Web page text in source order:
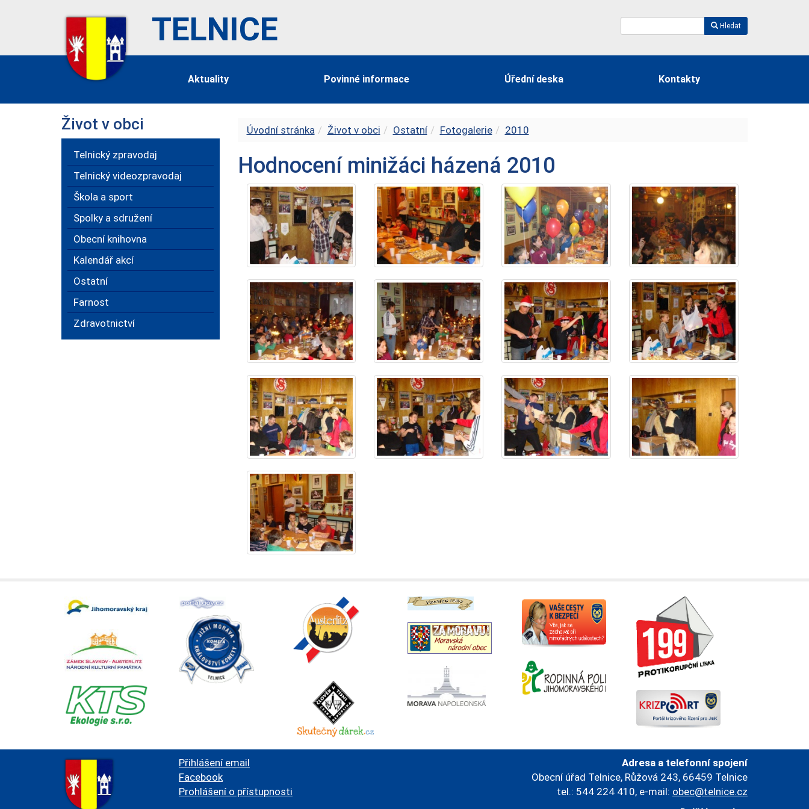
TELNICE Hledat
Aktuality Povinné informace Úřední deska Kontakty
Život v obci
Telnický zpravodaj
Telnický videozpravodaj
Škola a sport
Spolky a sdružení
Obecní knihovna
Kalendář akcí
Ostatní
Farnost
Zdravotnictví
Úvodní stránka Život v obci Ostatní Fotogalerie 2010
Hodnocení minižáci házená 2010
Přihlášení email
Facebook
Prohlášení o přístupnosti
Adresa a telefonní spojení
Obecní úřad Telnice, Růžová 243, 66459 Telnice
tel.: 544 224 410, e-mail: obec@telnice.cz